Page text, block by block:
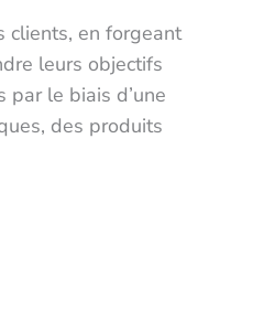
clients, en forgeant
leurs objectifs
le biais d’une
des produits